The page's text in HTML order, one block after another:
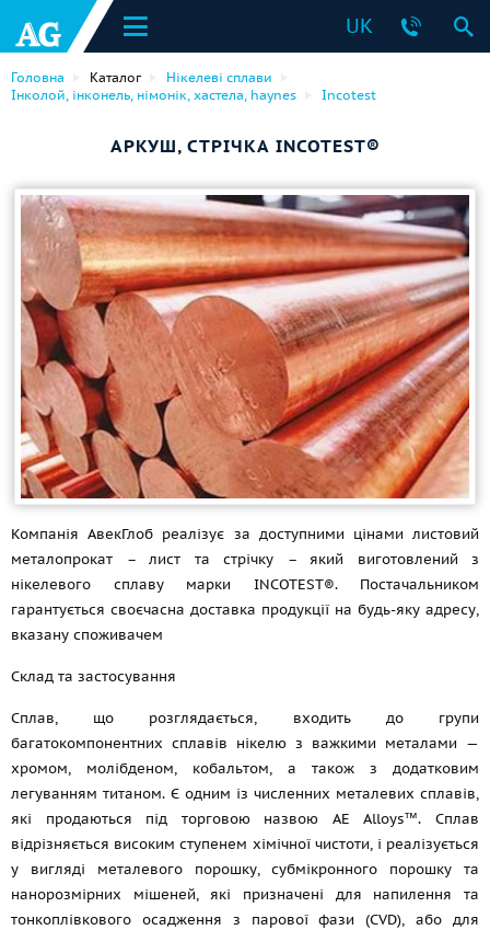
UK
Головна Каталог
Нікелеві сплави
Інколой, інконель, німонік, хастела, haynes
Incotest
АРКУШ, СТРІЧКА INCOTEST®
Компанія АвекГлоб реалізує за доступними цінами листовий
металопрокат – лист та стрічку – який виготовлений з
нікелевого сплаву марки INCOTEST®. Постачальником
гарантується своєчасна доставка продукції на будь-яку адресу,
вказану споживачем
Склад та застосування
Сплав, що розглядається, входить до групи
багатокомпонентних сплавів нікелю з важкими металами —
хромом, молібденом, кобальтом, а також з додатковим
легуванням титаном. Є одним із численних металевих сплавів,
які продаються під торговою назвою AE Alloys™. Сплав
відрізняється високим ступенем хімічної чистоти, і реалізується
у вигляді металевого порошку, субмікронного порошку та
нанорозмірних мішеней, які призначені для напилення та
тонкоплівкового осадження з парової фази (CVD), або для